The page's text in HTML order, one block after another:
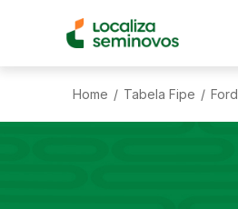
Home / Tabela Fipe / Ford